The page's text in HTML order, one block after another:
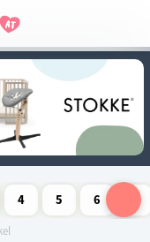
4
5
6